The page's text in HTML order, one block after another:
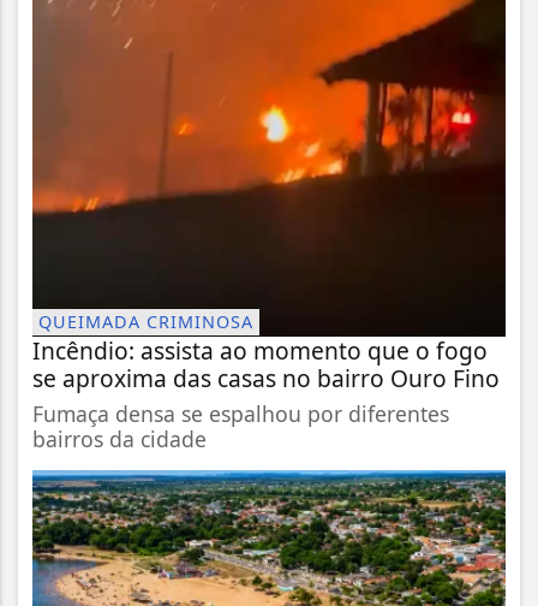
QUEIMADA CRIMINOSA
Incêndio: assista ao momento que o fogo
se aproxima das casas no bairro Ouro Fino
Fumaça densa se espalhou por diferentes
bairros da cidade